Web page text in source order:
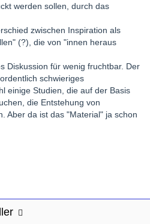
werden sollen, durch das
zwischen Inspiration als
(?), die von "innen heraus
Diskussion für wenig fruchtbar. Der
schwieriges
einige Studien, die auf der Basis
die Entstehung von
Aber da ist das "Material" ja schon